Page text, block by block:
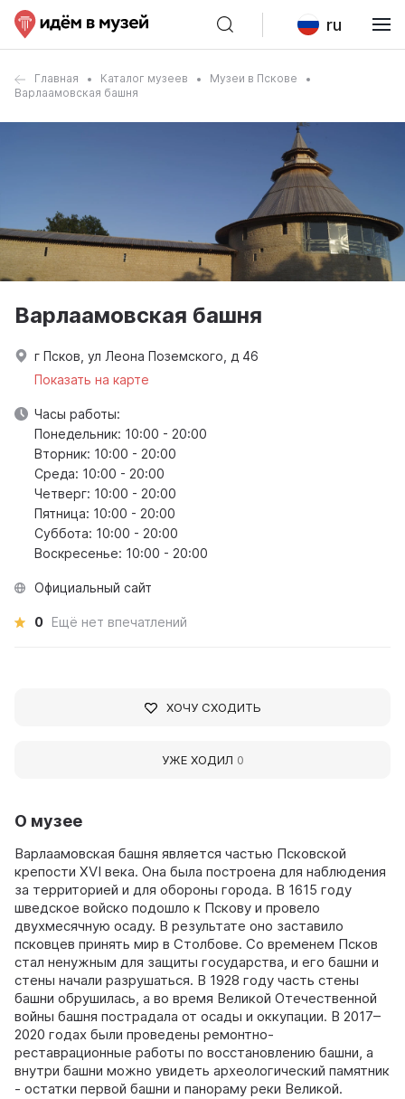
ru
Главная Каталог музеев
Музеи в Пскове
Варлаамовская башня
О музее
Варлаамовская башня является частью Псковской
крепости XVI века. Она была построена для наблюдения
за территорией и для обороны города. В 1615 году
шведское войско подошло к Пскову и провело
двухмесячную осаду. В результате оно заставило
псковцев принять мир в Столбове. Со временем Псков
стал ненужным для защиты государства, и его башни и
стены начали разрушаться. В 1928 году часть стены
башни обрушилась, а во время Великой Отечественной
войны башня пострадала от осады и оккупации. В 2017–
2020 годах были проведены ремонтно-
реставрационные работы по восстановлению башни, а
внутри башни можно увидеть археологический памятник
- остатки первой башни и панораму реки Великой.
Варлаамовская башня
г Псков, ул Леона Поземского, д 46
Показать на карте
Часы работы:
Понедельник: 10:00 - 20:00
Вторник: 10:00 - 20:00
Среда: 10:00 - 20:00
Четверг: 10:00 - 20:00
Пятница: 10:00 - 20:00
Суббота: 10:00 - 20:00
Воскресенье: 10:00 - 20:00
Официальный сайт
0 Ещё нет впечатлений
ХОЧУ СХОДИТЬ
УЖЕ ХОДИЛ 0